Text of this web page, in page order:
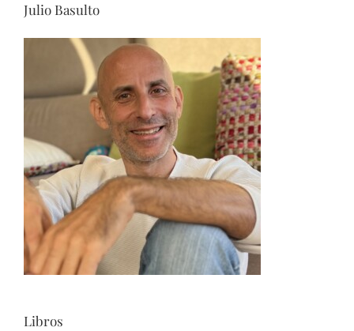
Julio Basulto
Libros